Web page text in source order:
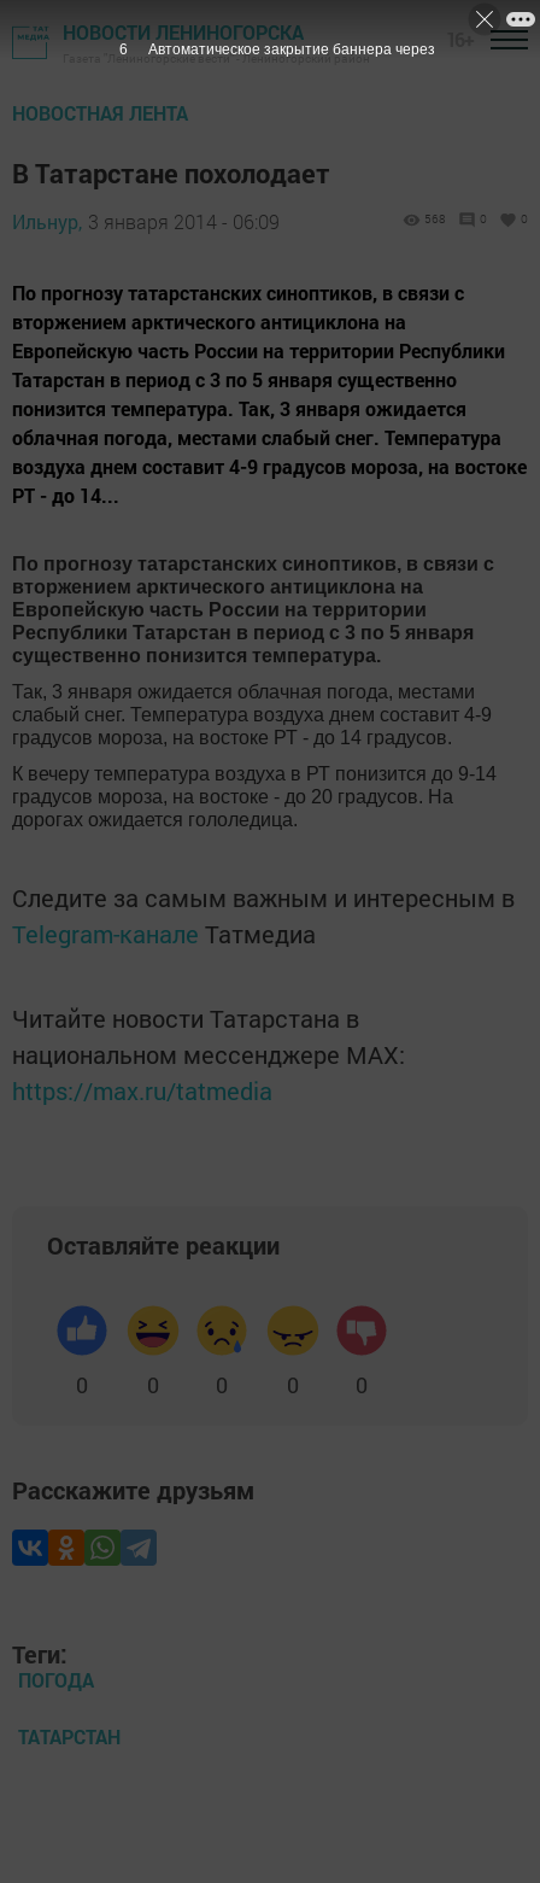
НОВОСТИ ЛЕНИНОГОРСКА
Газета "Лениногорские вести" - Лениногорский район
НОВОСТНАЯ ЛЕНТА
В Татарстане похолодает
Ильнур, 3 января 2014 - 06:09 568 0 0
По прогнозу татарстанских синоптиков, в связи с
вторжением арктического антициклона на
Европейскую часть России на территории Республики
Татарстан в период с 3 по 5 января существенно
понизится температура. Так, 3 января ожидается
облачная погода, местами слабый снег. Температура
воздуха днем составит 4-9 градусов мороза, на востоке
РТ - до 14...
По прогнозу татарстанских синоптиков, в связи с
вторжением арктического антициклона на
Европейскую часть России на территории
Республики Татарстан в период с 3 по 5 января
существенно понизится температура.
Так, 3 января ожидается облачная погода, местами
слабый снег. Температура воздуха днем составит 4-9
градусов мороза, на востоке РТ - до 14 градусов.
К вечеру температура воздуха в РТ понизится до 9-14
градусов мороза, на востоке - до 20 градусов. На
дорогах ожидается гололедица.
Следите за самым важным и интересным в
Telegram-канале Татмедиа
Читайте новости Татарстана в
национальном мессенджере MАХ:
https://max.ru/tatmedia
Оставляйте реакции
0 0 0 0 0
Расскажите друзьям
Теги:
ПОГОДА
ТАТАРСТАН
5 Автоматическое закрытие баннера через